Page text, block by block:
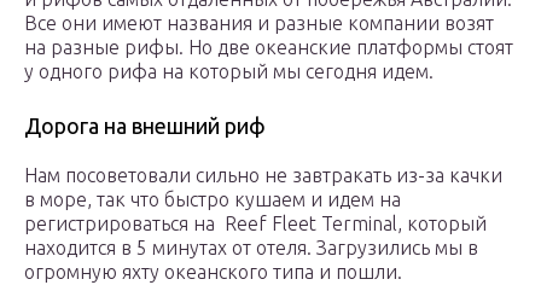
Все они имеют названия и разные компании возят
на разные рифы. Но две океанские платформы стоят
у одного рифа на который мы сегодня идем.
Дорога на внешний риф
Нам посоветовали сильно не завтракать из-за качки
в море, так что быстро кушаем и идем на
регистрироваться на Reef Fleet Terminal, который
находится в 5 минутах от отеля. Загрузились мы в
огромную яхту океанского типа и пошли.